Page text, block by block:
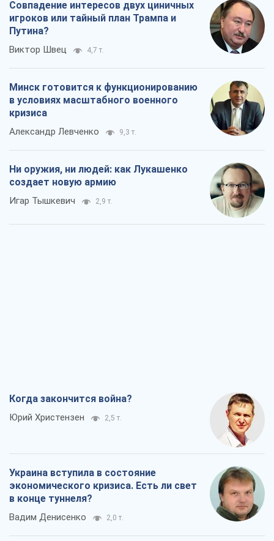
Совпадение интересов двух циничных
игроков или тайный план Трампа и
Путина?
Виктор Швец 4,7 т.
Минск готовится к функционированию
в условиях масштабного военного
кризиса
Александр Левченко 9,3 т.
Ни оружия, ни людей: как Лукашенко
создает новую армию
Игар Тышкевич 2,9 т.
Когда закончится война?
Юрий Христензен 2,5 т.
Украина вступила в состояние
экономического кризиса. Есть ли свет
в конце туннеля?
Вадим Денисенко 2,0 т.